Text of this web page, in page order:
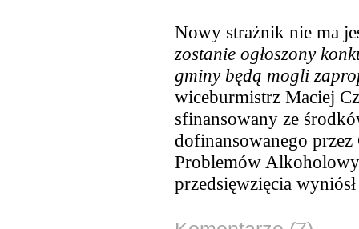
Nowy strażnik nie ma
zostanie ogłoszony
gminy będą mogli
wiceburmistrz Maciej
sfinansowany ze
dofinansowanego
Problemów
przedsięwzięcia